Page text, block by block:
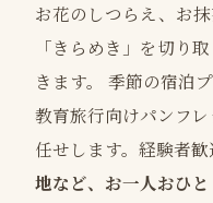
お花のしつらえ、お
「きらめき」を切り
きます。 季節の宿泊
教育旅行向けパンフ
任せします。経験者歓
地など、お一人おひ